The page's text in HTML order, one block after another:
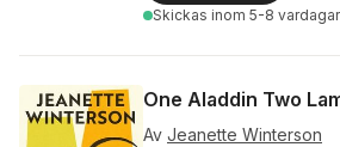
Skickas inom 5-8 vardagar
One Aladdin Two
Av Jeanette Winterson